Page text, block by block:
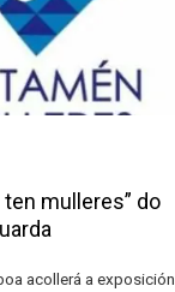
mulleres” do
acollerá a exposición